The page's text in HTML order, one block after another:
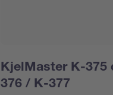
KjelMaster K-375
376 / K-377